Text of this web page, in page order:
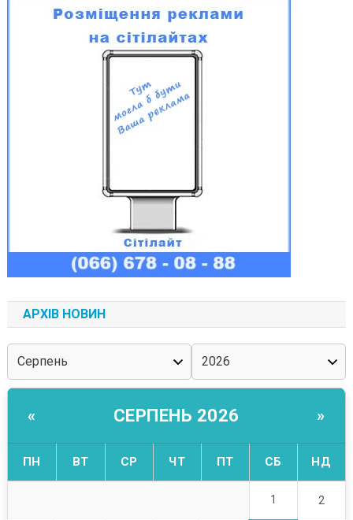
АРХІВ НОВИН
« СЕРПЕНЬ 2026 »
ПН ВТ СР ЧТ ПТ СБ НД
1 2